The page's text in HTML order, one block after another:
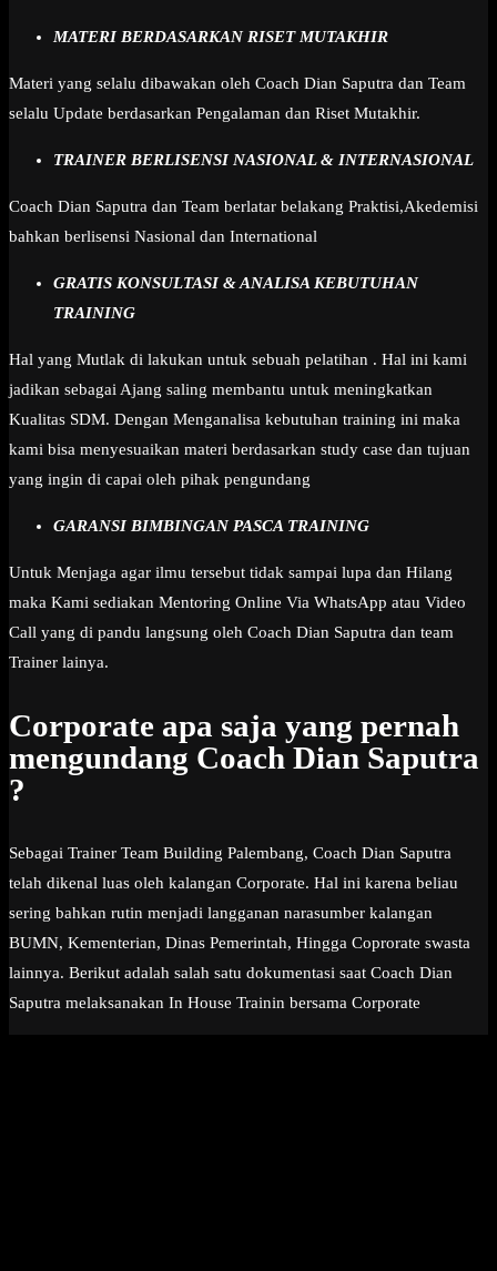
MATERI BERDASARKAN RISET MUTAKHIR
Materi yang selalu dibawakan oleh Coach Dian Saputra dan Team
selalu Update berdasarkan Pengalaman dan Riset Mutakhir.
TRAINER BERLISENSI NASIONAL & INTERNASIONAL
Coach Dian Saputra dan Team berlatar belakang Praktisi,Akedemisi
bahkan berlisensi Nasional dan International
GRATIS KONSULTASI & ANALISA KEBUTUHAN
TRAINING
Hal yang Mutlak di lakukan untuk sebuah pelatihan . Hal ini kami
jadikan sebagai Ajang saling membantu untuk meningkatkan
Kualitas SDM. Dengan Menganalisa kebutuhan training ini maka
kami bisa menyesuaikan materi berdasarkan study case dan tujuan
yang ingin di capai oleh pihak pengundang
GARANSI BIMBINGAN PASCA TRAINING
Untuk Menjaga agar ilmu tersebut tidak sampai lupa dan Hilang
maka Kami sediakan Mentoring Online Via WhatsApp atau Video
Call yang di pandu langsung oleh Coach Dian Saputra dan team
Trainer lainya.
Corporate apa saja yang pernah
mengundang Coach Dian Saputra
?
Sebagai Trainer Team Building Palembang, Coach Dian Saputra
telah dikenal luas oleh kalangan Corporate. Hal ini karena beliau
sering bahkan rutin menjadi langganan narasumber kalangan
BUMN, Kementerian, Dinas Pemerintah, Hingga Coprorate swasta
lainnya. Berikut adalah salah satu dokumentasi saat Coach Dian
Saputra melaksanakan In House Trainin bersama Corporate